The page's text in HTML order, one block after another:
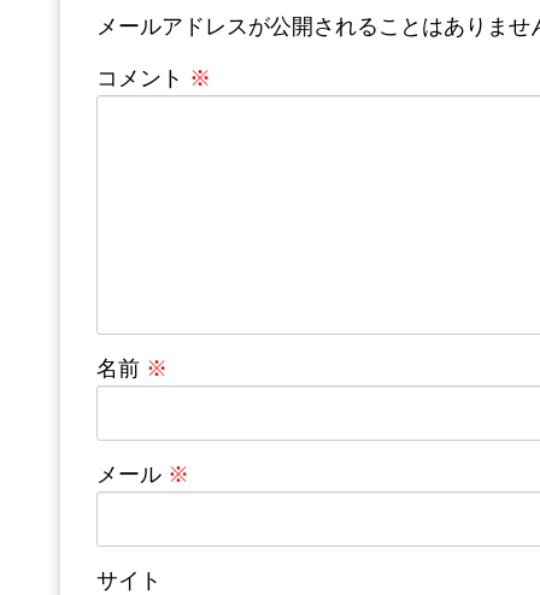
メールアドレスが公開されることはありませ
コメント ※
名前 ※
メール ※
サイト